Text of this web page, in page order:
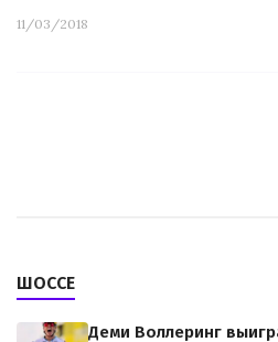
11/03/2018
ШОССЕ
Деми Воллеринг